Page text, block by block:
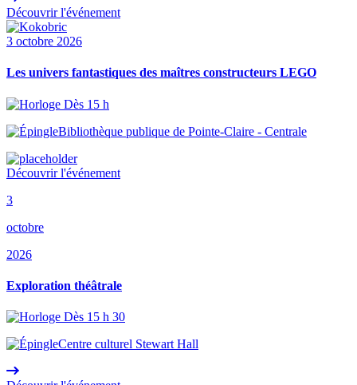
Découvrir l'événement
3 octobre 2026
Les univers fantastiques des maîtres constructeurs LEGO
Dès 15 h
Bibliothèque publique de Pointe-Claire - Centrale
Découvrir l'événement
3
octobre
2026
Exploration théâtrale
Dès 15 h 30
Centre culturel Stewart Hall